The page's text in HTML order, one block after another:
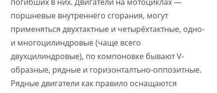
поршневые внутреннего сгорания, могут
применяться двухтактные и четырёхтактные, одно-
и многоцилиндровые (чаще всего
двухцилиндровые), по компоновке бывают V-
образные, рядные и горизонталтьно-оппозитные.
Рядные двигатели как правило оснащаются